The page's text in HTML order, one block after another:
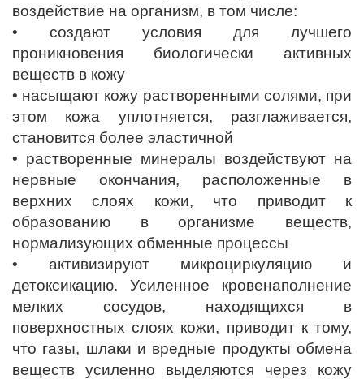
воздействие на организм, в том числе:
• создают условия для лучшего
проникновения биологически активных
веществ в кожу
• насыщают кожу растворенными солями, при
этом кожа уплотняется, разглаживается,
становится более эластичной
• растворенные минералы воздействуют на
нервные окончания, расположенные в
верхних слоях кожи, что приводит к
образованию в организме веществ,
нормализующих обменные процессы
• активизируют микроциркуляцию и
детоксикацию. Усиленное кровенаполнение
мелких сосудов, находящихся в
поверхностных слоях кожи, приводит к тому,
что газы, шлаки и вредные продукты обмена
веществ усиленно выделяются через кожу